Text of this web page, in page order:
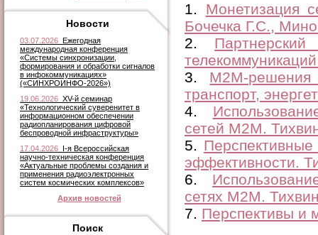
Новости
03.07.2026 Ежегодная
международная конференция
«Системы синхронизации,
формирования и обработки сигналов
в инфокоммуникациях»
(«СИНХРОИНФО-2026»)
19.06.2026 XV-й семинар
«Технологический суверенитет в
информационном обеспечении
радиопланирования цифровой
беспроводной инфраструктуры»
17.04.2026 I-я Всероссийская
научно-техническая конференция
«Актуальные проблемы создания и
применения радиоэлектронных
систем космических комплексов»
Архив новостей
Поиск
1. Монетизация
Бочечка Г.С.,
2.
3. М2М-решения
транспорт,
4.
сетей М2М.
5.
эффективности.
6.
сетях М2М.
7. Перспективы и